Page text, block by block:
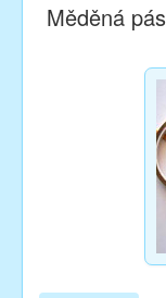
Měděná